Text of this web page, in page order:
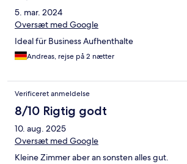
5. mar. 2024
Oversæt med Google
Ideal für Business Aufhenthalte
Andreas, rejse på 2 nætter
Verificeret anmeldelse
8/10 Rigtig godt
10. aug. 2025
Oversæt med Google
Kleine Zimmer aber an sonsten alles gut.